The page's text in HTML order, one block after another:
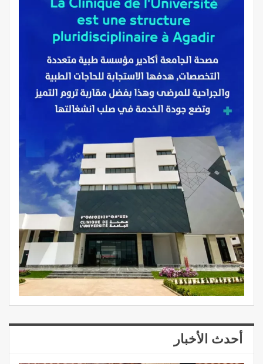
أحدث الأخبار